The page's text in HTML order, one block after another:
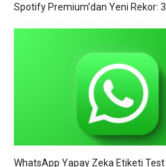
Spotify Premium’dan Yeni Rekor:
WhatsApp Yapay Zeka Etiketi Test